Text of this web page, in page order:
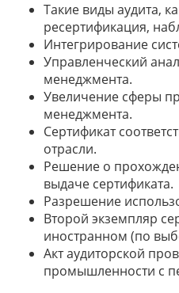
Такие виды аудита,
ресертификация,
Интегрирование
Управленческий
менеджмента.
Увеличение сферы
менеджмента.
Сертификат
отрасли.
Решение о
выдаче сертификата.
Разрешение
Второй экземпляр
иностранном (по
Акт аудиторской
промышленности с